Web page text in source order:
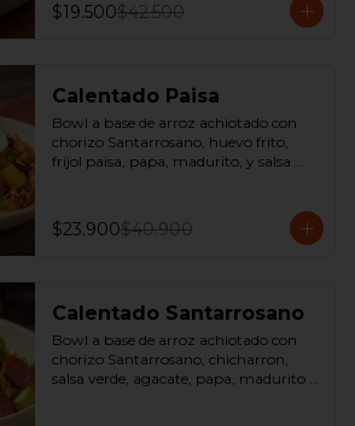
$19.500$42.500
Calentado Paisa
Bowl a base de arroz achiotado con
chorizo Santarrosano, huevo frito,
fríjol paisa, papa, madurito, y salsa
$23.900$40.900
Calentado Santarrosano
Bowl a base de arroz achiotado con
chorizo Santarrosano, chicharron,
salsa verde, agacate, papa, madurito y